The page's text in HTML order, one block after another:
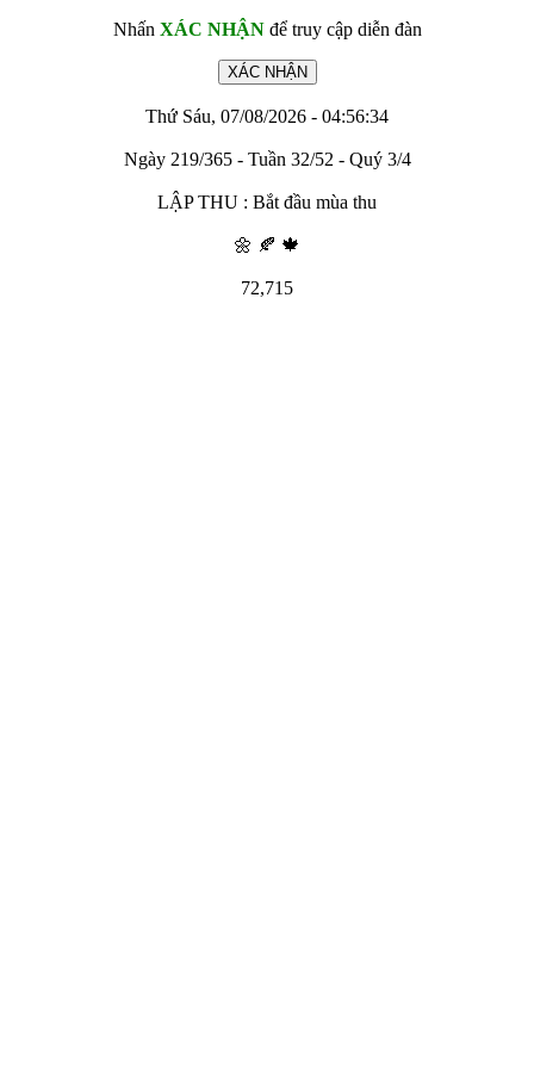
Nhấn XÁC NHẬNđể truy cập diễn đàn
Thứ Sáu, 07/08/2026 - 04:56:34
Ngày 219/365 - Tuần 32/52 - Quý 3/4
LẬP THU : Bắt đầu mùa thu
🌼 🍂 🍁
72,715